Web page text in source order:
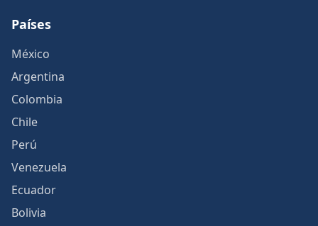
Países
México
Argentina
Colombia
Chile
Perú
Venezuela
Ecuador
Bolivia